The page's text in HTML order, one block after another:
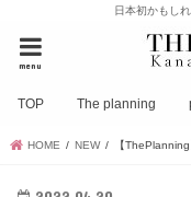
日本初かもし
menu
TOP The planning
HOME NEW 【